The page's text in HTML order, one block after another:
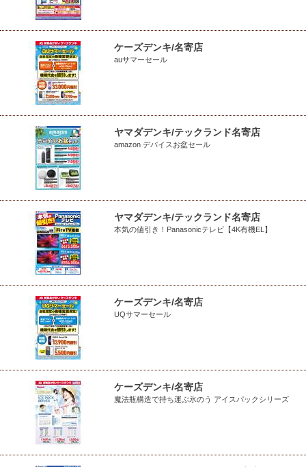
ケーズデンキ/名寄店
auサマーセール
ヤマダデンキ/テックランド名寄店
amazon デバイスお盆セール
ヤマダデンキ/テックランド名寄店
本気の値引き！Panasonicテレビ【4K有機EL】
ケーズデンキ/名寄店
UQサマーセール
ケーズデンキ/名寄店
魔法瓶構造で持ち運ぶ氷のう アイスパックシリーズ